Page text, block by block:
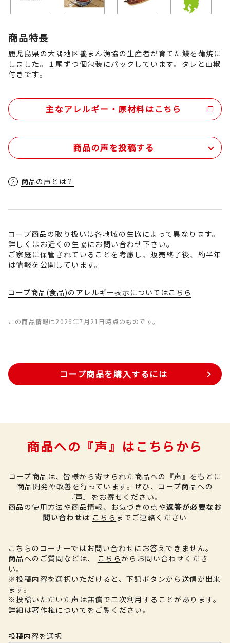
商品特長
鹿児島県の大隅地区養まん漁協の生産者が育てた鰻を蒲焼に
しました。１尾ずつ個包装にパックしています。タレと山椒
付きです。
主なアレルギー・原材料はこちら
商品の声を投稿する
商品の声とは？
コープ商品の取り扱いは各地域の生協によって異なります。
詳しくはお近くの生協にお問い合わせ下さい。
ご家庭に保管されていることを考慮し、販売終了後、約半年
は情報を公開しています。
コープ商品(食品)のアレルギー表示についてはこちら
この商品情報は2026年7月21日時点のものです。
コープ商品を購入するには
商品への『声』はこちらから
コープ商品は、皆様から寄せられた商品への『声』をもとに
商品開発や改善を行っています。 ぜひ、コープ商品への
『声』をお寄せください。
商品の使用方法や商品情報、お気づきの点や返答が必要なお
問い合わせは こちら までご連絡ください
こちらのコーナーではお問い合わせにお答えできません。
商品へのご質問などは、
こちらからお問い合わせくださ
い。
※投稿内容を選択いただけると、下記ボタンから送信が出来
ます。
※投稿いただいた声は無償で二次利用することがあります。
詳細は著作権について をご覧ください。
投稿内容を選択